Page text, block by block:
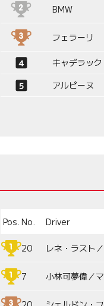
BMW
フェラーリ
キャデラック
アルピーヌ
Pos. No. Driver
20 レネ・ラスト
7 小林可夢偉／